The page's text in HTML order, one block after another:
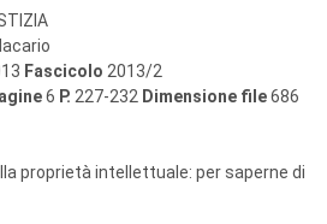
Fascicolo 2013/2
6 P. 227-232 Dimensione file686
proprietà intellettuale: per saperne di